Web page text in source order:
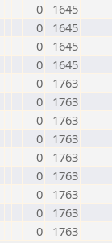
0
1645
0
1645
0
1645
0
1645
0
1763
0
1763
0
1763
0
1763
0
1763
0
1763
0
1763
0
1763
0 1763